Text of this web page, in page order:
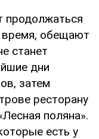
продолжаться
время, обещают
станет
дни
затем
ресторану
поляна».
есть у